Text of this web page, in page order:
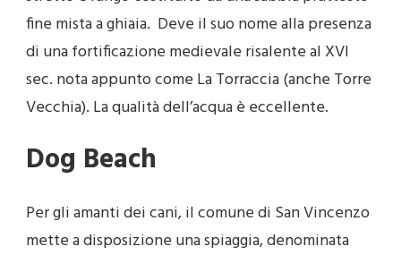
fine mista a ghiaia. Deve il suo nome alla presenza
di una fortificazione medievale risalente al XVI
sec. nota appunto come La Torraccia (anche Torre
Vecchia). La qualità dell’acqua è eccellente.
Dog Beach
Per gli amanti dei cani, il comune di San Vincenzo
mette a disposizione una spiaggia, denominata